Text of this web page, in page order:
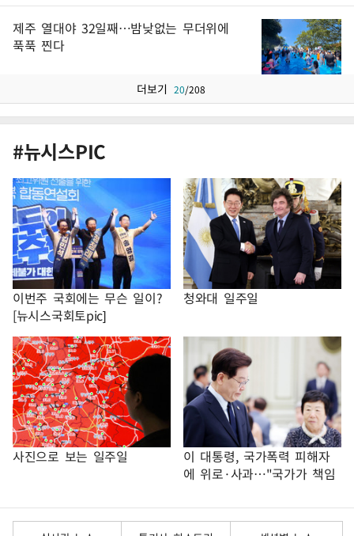
제주 열대야 32일째…밤낮없는 무더위에
푹푹 찐다
더보기 20/208
#뉴시스PIC
이번주 국회에는 무슨 일이?
[뉴시스국회토pic]
청와대 일주일
사진으로 보는 일주일
이 대통령, 국가폭력 피해자
에 위로·사과…"국가가 책임